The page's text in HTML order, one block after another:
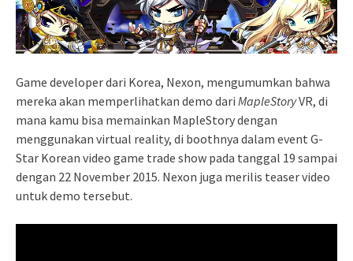
Game developer dari Korea, Nexon, mengumumkan bahwa
mereka akan memperlihatkan demo dari MapleStoryVR, di
mana kamu bisa memainkan MapleStory dengan
menggunakan virtual reality, di boothnya dalam event G-
Star Korean video game trade show pada tanggal 19 sampai
dengan 22 November 2015. Nexon juga merilis teaser video
untuk demo tersebut.